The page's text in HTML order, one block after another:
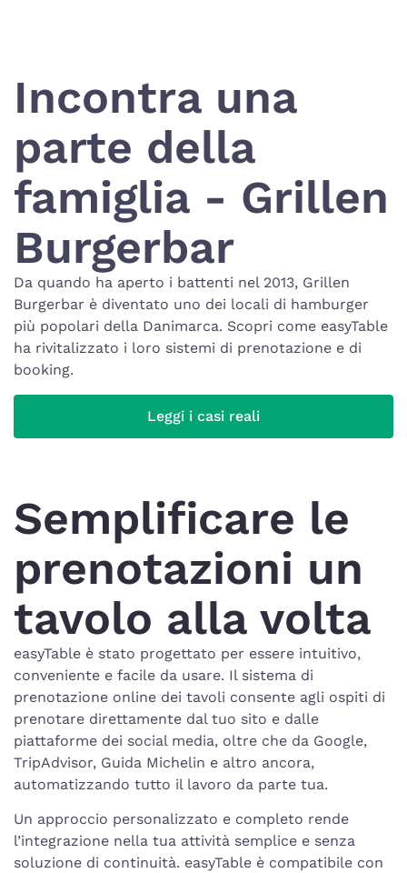
Incontra una
parte della
famiglia - Grillen
Burgerbar
Da quando ha aperto i battenti nel 2013, Grillen
Burgerbar è diventato uno dei locali di hamburger
più popolari della Danimarca. Scopri come easyTable
ha rivitalizzato i loro sistemi di prenotazione e di
booking.
Leggi i casi reali
Semplificare le
prenotazioni un
tavolo alla volta
easyTable è stato progettato per essere intuitivo,
conveniente e facile da usare. Il sistema di
prenotazione online dei tavoli consente agli ospiti di
prenotare direttamente dal tuo sito e dalle
piattaforme dei social media, oltre che da Google,
TripAdvisor, Guida Michelin e altro ancora,
automatizzando tutto il lavoro da parte tua.
Un approccio personalizzato e completo rende
l’integrazione nella tua attività semplice e senza
soluzione di continuità. easyTable è compatibile con